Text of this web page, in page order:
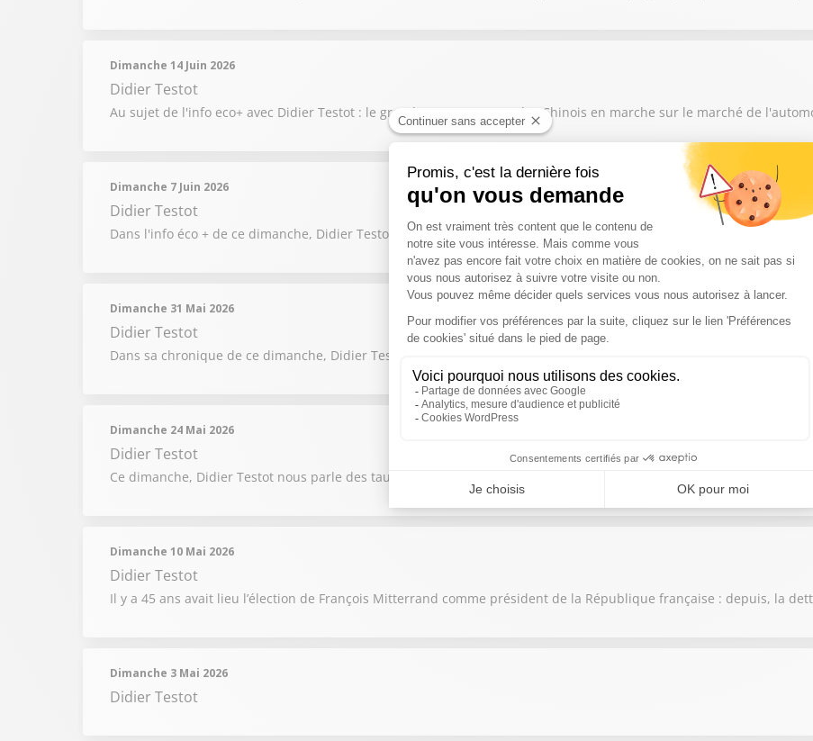
Dimanche 14 Juin 2026
Didier Testot
Au sujet de l'info eco+ avec Didier Testot : le grand contournement des Chinois en marche sur le marché de
Dimanche 7 Juin 2026
Didier Testot
Dans l'info éco + de ce dimanche, Didier Testot nous parle de l'arrivée en Bourse Space X : "Pourquoi ça va tout
Dimanche 31 Mai 2026
Didier Testot
Dans sa chronique de ce dimanche, Didier Testot se penche sur le cas de Ferrari qui suscite la polémique avec la
Dimanche 24 Mai 2026
Didier Testot
Ce dimanche, Didier Testot nous parle des taux d'intérêt atteignent de nouveaux records !
Dimanche 10 Mai 2026
Didier Testot
Il y a 45 ans avait lieu l’élection de François Mitterrand comme président de la République française : depuis, la
Dimanche 3 Mai 2026
Didier Testot